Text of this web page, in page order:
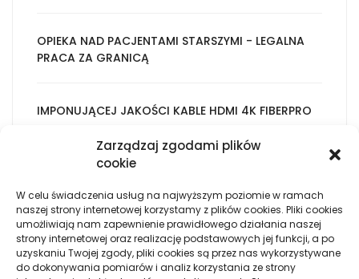
Zarządzaj zgodami plików
cookie
W celu świadczenia usług na najwyższym poziomie w ramach
naszej strony internetowej korzystamy z plików cookies. Pliki cookies
umożliwiają nam zapewnienie prawidłowego działania naszej
strony internetowej oraz realizację podstawowych jej funkcji, a po
uzyskaniu Twojej zgody, pliki cookies są przez nas wykorzystywane
do dokonywania pomiarów i analiz korzystania ze strony
OPIEKA NAD PACJENTAMI STARSZYMI - LEGALNA
PRACA ZA GRANICĄ
IMPONUJĄCEJ JAKOŚCI KABLE HDMI 4K FIBERPRO
SPRAWNE AKCESORIA IPHONE, JAKIE OFERUJE
SKLEP WWW, OFERUJĄCY WYSOKIEJ JAKOŚCI
GADŻETY DO MAKE UPU